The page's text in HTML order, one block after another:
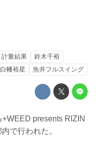
計量結果
鈴木千裕
白幡裕星 魚井フルスイング
presents RIZIN
で行われた。